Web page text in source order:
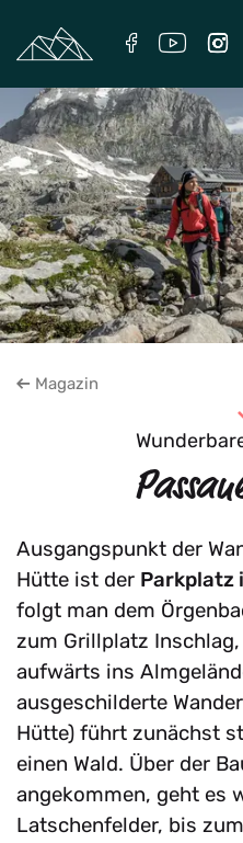
Magazin
Ausgangspunkt der
Hütte ist der Parkplatz
folgt man dem
zum Grillplatz
aufwärts ins
ausgeschilderte
Hütte) führt zunächst
einen Wald. Über der
angekommen, geht es
Latschenfelder, bis